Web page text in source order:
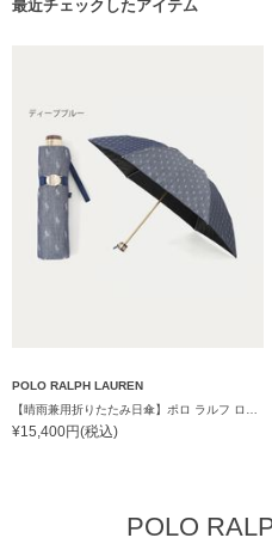
最近チェックしたアイテム
POLO RALPH LAUREN
¥15,400円(税込)
POLO